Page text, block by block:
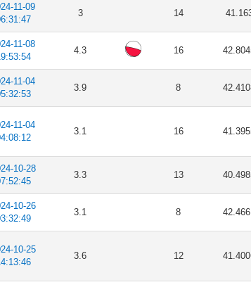
11-09
3 14
11-08
4.3 16
11-04
3.9 8
11-04
3.1 16
10-28
3.3 13
10-26
3.1 8
10-25
3.6 12